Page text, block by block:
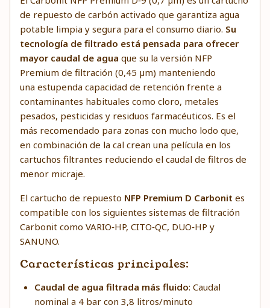
de repuesto de carbón activado que garantiza agua
potable limpia y segura para el consumo diario. Su
tecnología de filtrado está pensada para ofrecer
mayor caudal de agua que su la versión NFP
Premium de filtración (0,45 µm) manteniendo
una estupenda capacidad de retención frente a
contaminantes habituales como cloro, metales
pesados, pesticidas y residuos farmacéuticos. Es el
más recomendado para zonas con mucho lodo que,
en combinación de la cal crean una película en los
cartuchos filtrantes reduciendo el caudal de filtros de
menor micraje.
El cartucho de repuesto NFP Premium D Carbonit es
compatible con los siguientes sistemas de filtración
Carbonit como VARIO‑HP, CITO‑QC, DUO‑HP y
SANUNO.
Características principales:
Caudal de agua filtrada más fluido: Caudal
nominal a 4 bar con 3,8 litros/minuto